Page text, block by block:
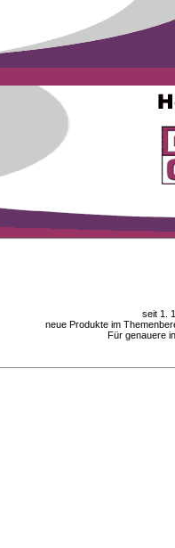
seit 1.
neue Produkte im
Für genauere